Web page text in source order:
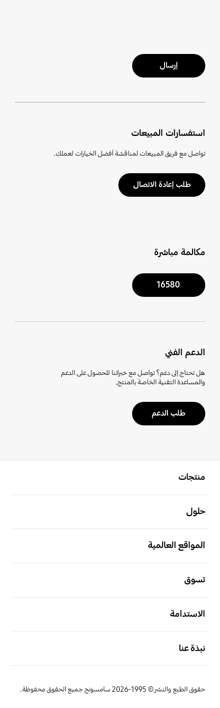
إرسال
استفسارات المبيعات
تواصل مع فريق المبيعات لمناقشة أفضل الخيارات لعملك.
طلب إعادة الاتصال
مكالمة مباشرة
16580
الدعم الفني
هل تحتاج إلى دعم؟ تواصل مع خبرائنا للحصول على الدعم
والمساعدة التقنية الخاصة بالمنتج.
طلب الدعم
منتجات
حلول
المواقع العالمية
تسوق
الاستدامة
نبذة عنا
حقوق الطبع والنشر© 1995-2026 سامسونج جميع الحقوق محفوظة.